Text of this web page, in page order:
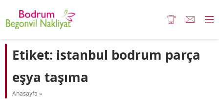
Etiket: istanbul bodrum parça
eşya taşıma
Anasayfa »